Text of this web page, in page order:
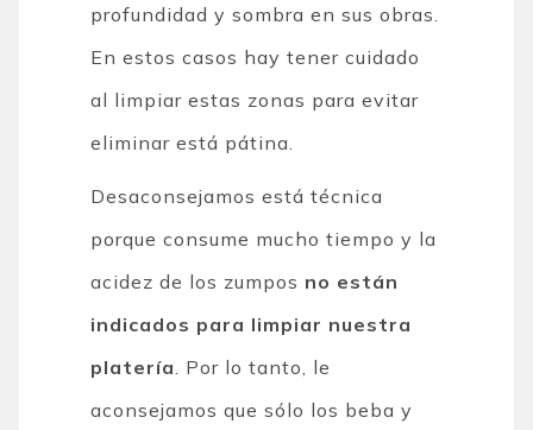
profundidad y sombra en sus obras.
En estos casos hay tener cuidado
al limpiar estas zonas para evitar
eliminar está pátina.
Desaconsejamos está técnica
porque consume mucho tiempo y la
acidez de los zumpos no están
indicados para limpiar nuestra
platería . Por lo tanto, le
aconsejamos que sólo los beba y